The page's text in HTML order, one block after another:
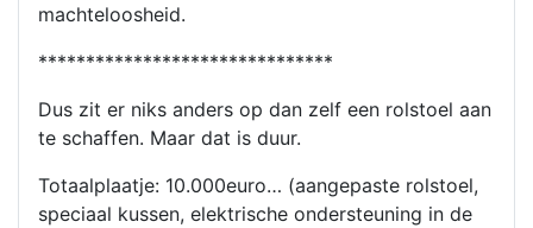
machteloosheid.
*******************************
Dus zit er niks anders op dan zelf een rolstoel aan
te schaffen. Maar dat is duur.
Totaalplaatje: 10.000euro… (aangepaste rolstoel,
speciaal kussen, elektrische ondersteuning in de